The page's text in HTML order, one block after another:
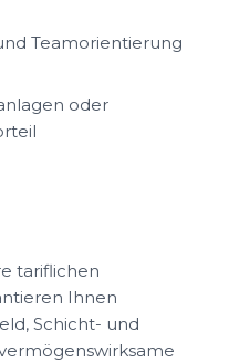
Teamorientierung
oder
tariflichen
Ihnen
Schicht- und